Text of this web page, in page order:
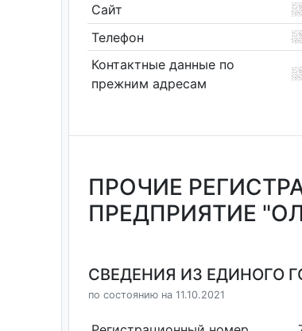
Сайт
Телефон
Контактные данные по
прежним адресам
ПРОЧИЕ
ПРЕДПРИЯТИЕ
СВЕДЕНИЯ ИЗ ЕДИНОГО
по состоянию на 11.10.2021